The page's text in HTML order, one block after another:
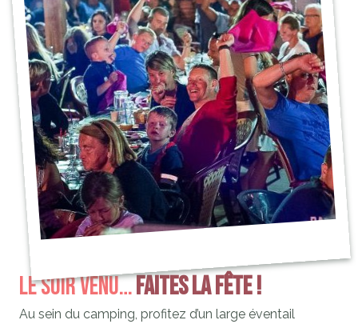
Le soir venu…Faites la fête !
Au sein du camping, profitez d’un large éventail